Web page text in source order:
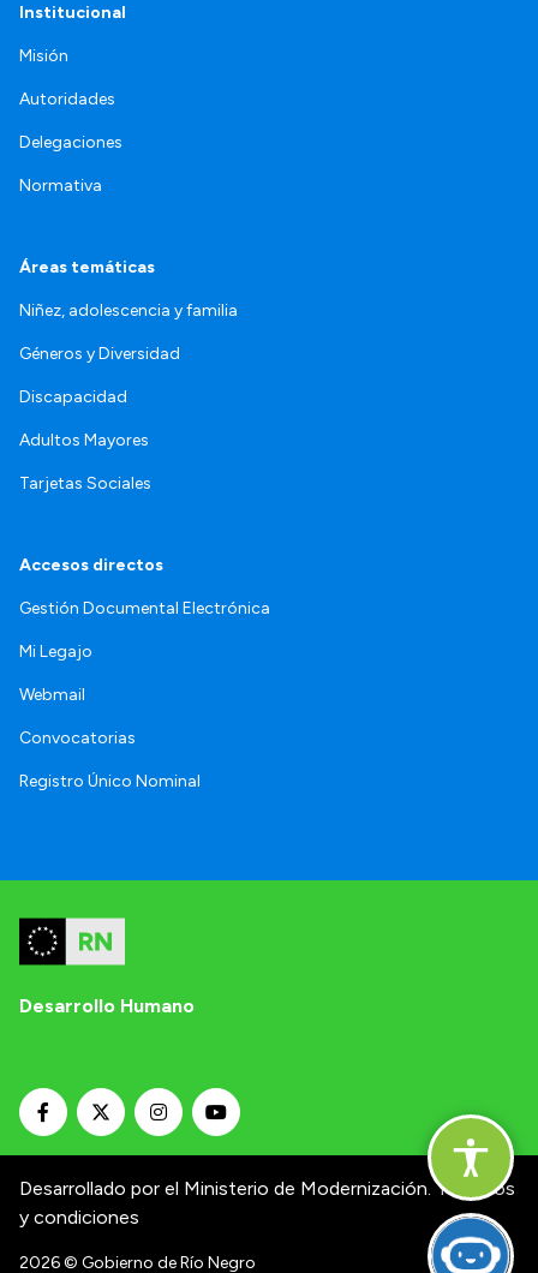
Institucional
Misión
Autoridades
Delegaciones
Normativa
Áreas temáticas
Niñez, adolescencia y familia
Géneros y Diversidad
Discapacidad
Adultos Mayores
Tarjetas Sociales
Accesos directos
Gestión Documental Electrónica
Mi Legajo
Webmail
Convocatorias
Registro Único Nominal
Desarrollo Humano
Desarrollado por el Ministerio de Modernización. Términos
y condiciones
2026© Gobierno de Río Negro